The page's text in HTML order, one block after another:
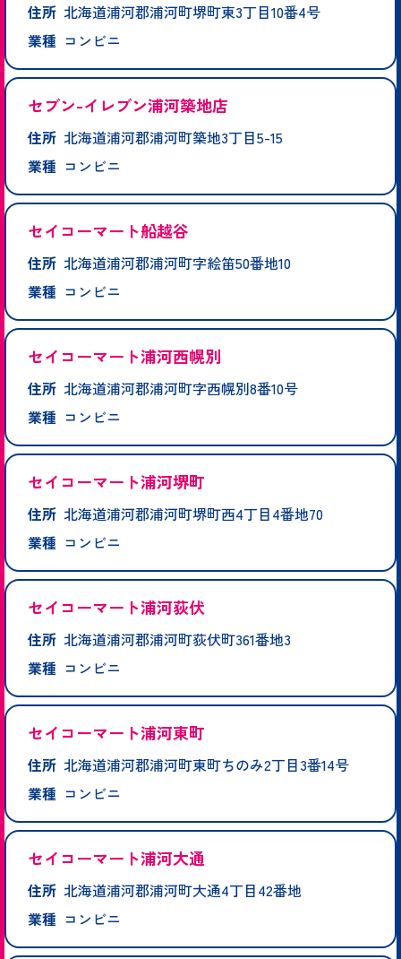
住所 北海道浦河郡浦河町堺町東3丁目10番4号
業種 コンビニ
セブン-イレブン浦河築地店
住所 北海道浦河郡浦河町築地3丁目5-15
業種 コンビニ
セイコーマート船越谷
住所 北海道浦河郡浦河町字絵笛50番地10
業種 コンビニ
セイコーマート浦河西幌別
住所 北海道浦河郡浦河町字西幌別8番10号
業種 コンビニ
セイコーマート浦河堺町
住所 北海道浦河郡浦河町堺町西4丁目4番地70
業種 コンビニ
セイコーマート浦河荻伏
住所 北海道浦河郡浦河町荻伏町361番地3
業種 コンビニ
セイコーマート浦河東町
住所 北海道浦河郡浦河町東町ちのみ2丁目3番14号
業種 コンビニ
セイコーマート浦河大通
住所 北海道浦河郡浦河町大通4丁目42番地
業種 コンビニ